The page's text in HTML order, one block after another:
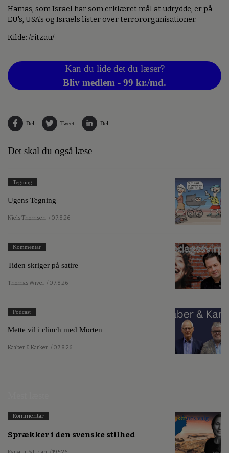
Hamas, som Israel har som erklæret mål at udrydde, er på
EU's, USA's og Israels lister over terrororganisationer.
Kilde: /ritzau/
Kan du lide det du læser?
Bliv medlem - 99 kr./md.
Del Tweet Del
Det skal du også læse
Tegning
Ugens Tegning
Niels Thomsen / 07.8.26
Kommentar
Tiden skriger på satire
Thomas Wivel / 07.8.26
Podcast
Mette vil i clinch med Morten
Kaaber & Karker / 07.8.26
Kommentar
Sprækker i den svenske stilhed